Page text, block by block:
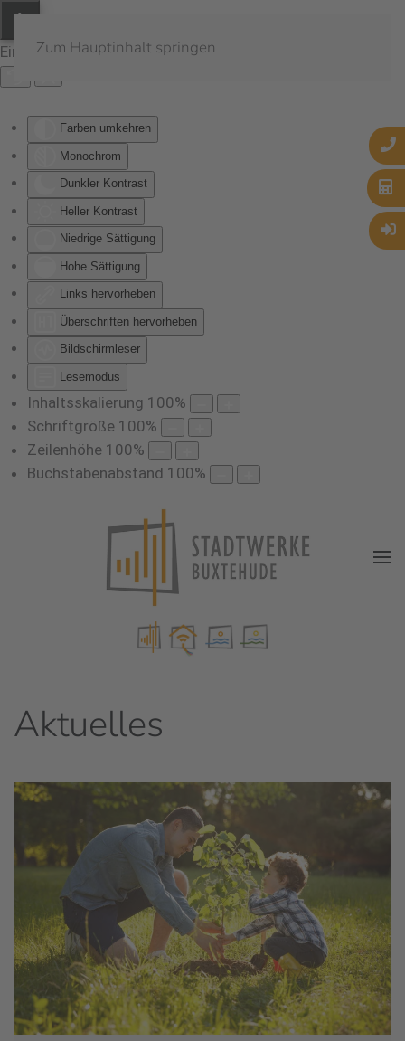
Eingabehilfen öffnen
Farben umkehren
Monochrom
Dunkler Kontrast
Heller Kontrast
Niedrige Sättigung
Hohe Sättigung
Links hervorheben
Überschriften hervorheben
Bildschirmleser
Lesemodus
Inhaltsskalierung 100%
Schriftgröße 100%
Zeilenhöhe 100%
Buchstabenabstand 100%
Zum Hauptinhalt springen
Aktuelles